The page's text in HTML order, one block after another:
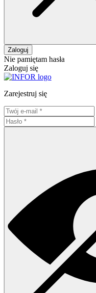
Zaloguj
Nie pamiętam hasła
Zaloguj się
Zarejestruj się